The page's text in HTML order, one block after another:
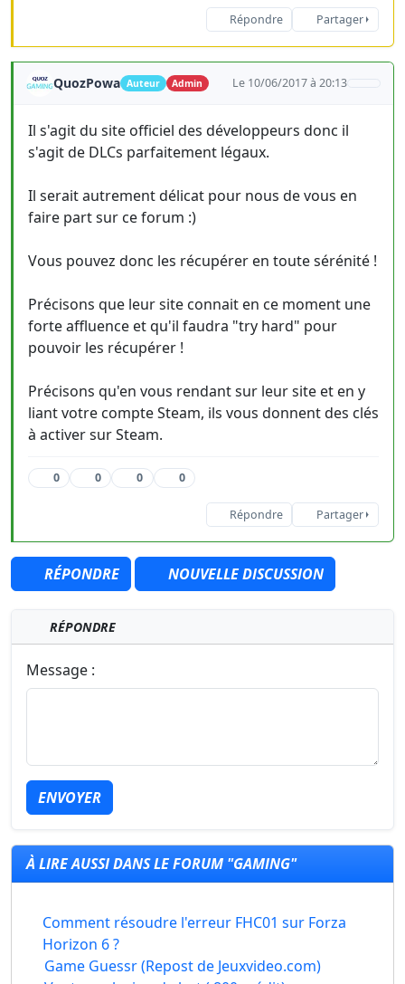
Répondre Partager
QuozPowa Auteur Admin Le 10/06/2017 à 20:13
Il s'agit du site officiel des développeurs donc il
s'agit de DLCs parfaitement légaux.
Il serait autrement délicat pour nous de vous en
faire part sur ce forum :)
Vous pouvez donc les récupérer en toute sérénité !
Précisons que leur site connait en ce moment une
forte affluence et qu'il faudra "try hard" pour
pouvoir les récupérer !
Précisons qu'en vous rendant sur leur site et en y
liant votre compte Steam, ils vous donnent des clés
à activer sur Steam.
0 0 0 0
Répondre Partager
RÉPONDRE NOUVELLE DISCUSSION
RÉPONDRE
Message :
ENVOYER
À LIRE AUSSI DANS LE FORUM "GAMING"
Comment résoudre l'erreur FHC01 sur Forza
Horizon 6 ?
Game Guessr (Repost de Jeuxvideo.com)